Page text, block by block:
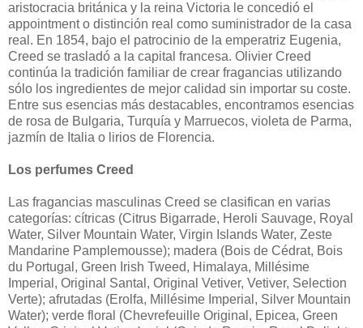
aristocracia británica y la reina Victoria le concedió el
appointment o distinción real como suministrador de la casa
real. En 1854, bajo el patrocinio de la emperatriz Eugenia,
Creed se trasladó a la capital francesa. Olivier Creed
continúa la tradición familiar de crear fragancias utilizando
sólo los ingredientes de mejor calidad sin importar su coste.
Entre sus esencias más destacables, encontramos esencias
de rosa de Bulgaria, Turquía y Marruecos, violeta de Parma,
jazmín de Italia o lirios de Florencia.
Los perfumes Creed
Las fragancias masculinas Creed se clasifican en varias
categorías: cítricas (Citrus Bigarrade, Heroli Sauvage, Royal
Water, Silver Mountain Water, Virgin Islands Water, Zeste
Mandarine Pamplemousse); madera (Bois de Cédrat, Bois
du Portugal, Green Irish Tweed, Himalaya, Millésime
Imperial, Original Santal, Original Vetiver, Vetiver, Selection
Verte); afrutadas (Erolfa, Millésime Imperial, Silver Mountain
Water); verde floral (Chevrefeuille Original, Epicea, Green